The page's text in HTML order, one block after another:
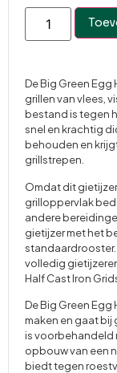
De Big Green
grillen van vlees,
bestand is tegen
snel en krachtig
behouden en
grillstrepen.
Omdat dit
grilloppervlak
andere
gietijzer met het
standaardrooster.
volledig
Half Cast Iron
De Big Green
maken en gaat
is voorbehandeld
opbouw van een
biedt tegen